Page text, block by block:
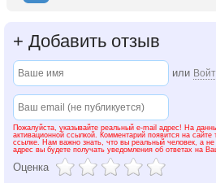
+ Добавить отзыв
или
Пожалуйста, указывайте реальный e-mail адрес! На
активационной ссылкой. Комментарий появится на сайте
ссылке. Нам важно знать, что вы реальный человек, а
адрес вы будете получать уведомления об ответах на
Оценка